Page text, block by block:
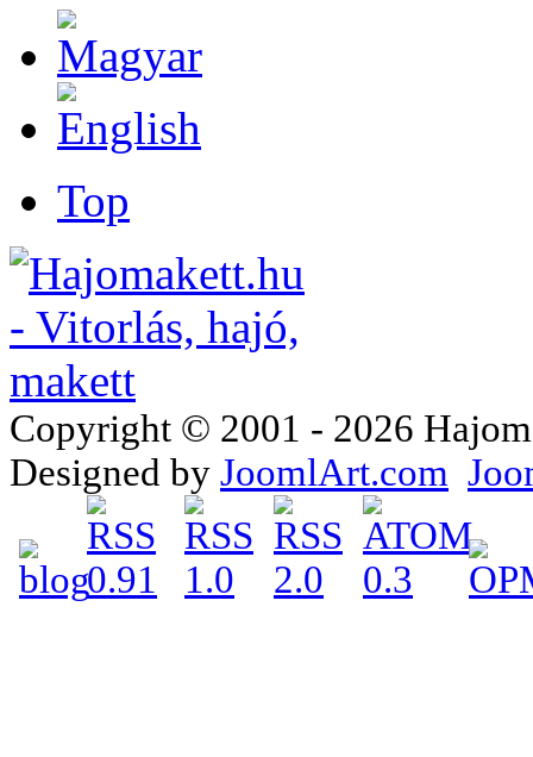
Top
Copyright © 2001 - 2026
Designed by JoomlArt.com